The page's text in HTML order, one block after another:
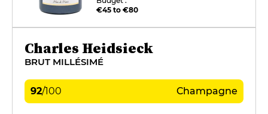
€45 to €80
Charles Heidsieck
BRUT MILLÉSIMÉ
92/100 Champagne